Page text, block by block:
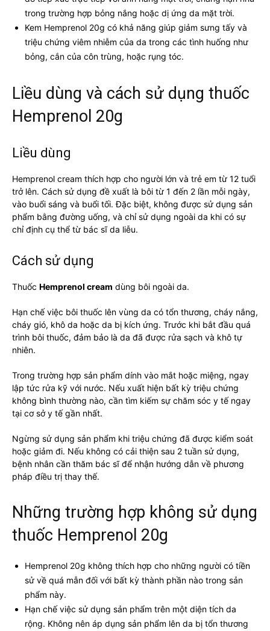
trong trường hợp bỏng nắng hoặc dị ứng da mặt trời.
Kem Hemprenol 20g có khả năng giúp giảm sưng tấy và
triệu chứng viêm nhiễm của da trong các tình huống như
bỏng, cắn của côn trùng, hoặc rụng tóc.
Liều dùng và cách sử dụng thuốc
Hemprenol 20g
Liều dùng
Hemprenol cream thích hợp cho người lớn và trẻ em từ 12 tuổi
trở lên. Cách sử dụng đề xuất là bôi từ 1 đến 2 lần mỗi ngày,
vào buổi sáng và buổi tối. Đặc biệt, không được sử dụng sản
phẩm bằng đường uống, và chỉ sử dụng ngoài da khi có sự
chỉ định cụ thể từ bác sĩ da liễu.
Cách sử dụng
Thuốc Hemprenol cream dùng bôi ngoài da.
Hạn chế việc bôi thuốc lên vùng da có tổn thương, cháy nắng,
cháy gió, khô da hoặc da bị kích ứng. Trước khi bắt đầu quá
trình bôi thuốc, đảm bảo là da đã được rửa sạch và khô tự
nhiên.
Trong trường hợp sản phẩm dính vào mắt hoặc miệng, ngay
lập tức rửa kỹ với nước. Nếu xuất hiện bất kỳ triệu chứng
không bình thường nào, cần tìm kiếm sự chăm sóc y tế ngay
tại cơ sở y tế gần nhất.
Ngừng sử dụng sản phẩm khi triệu chứng đã được kiểm soát
hoặc giảm đi. Nếu không có cải thiện sau 2 tuần sử dụng,
bệnh nhân cần thăm bác sĩ để nhận hướng dẫn về phương
pháp điều trị thay thế.
Những trường hợp không sử dụng
thuốc Hemprenol 20g
Hemprenol 20g không thích hợp cho những người có tiền
sử về quá mẫn đối với bất kỳ thành phần nào trong sản
phẩm này.
Hạn chế việc sử dụng sản phẩm trên một diện tích da
rộng. Không nên áp dụng sản phẩm lên da bị tổn thương